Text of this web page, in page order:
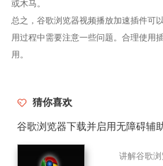
或木马。
总之，谷歌浏览器视频播放加速插件可
用过程中需要注意一些问题。合理使用
用。
猜你喜欢
谷歌浏览器下载并启用无障碍辅
讲解谷歌